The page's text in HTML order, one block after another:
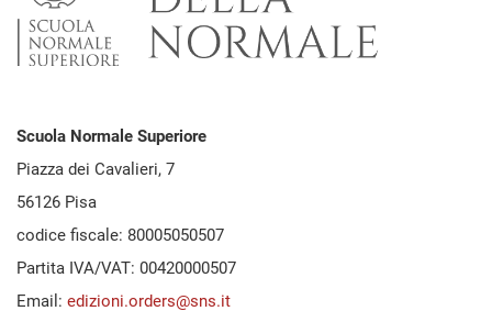
Scuola Normale Superiore
Piazza dei Cavalieri, 7
56126 Pisa
codice fiscale: 80005050507
Partita IVA/VAT: 00420000507
Email: edizioni.orders@sns.it